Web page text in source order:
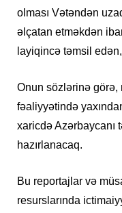
olması Vətəndən
əlçatan etməkdən
layiqincə təmsil
Onun sözlərinə
fəaliyyətində
xaricdə
hazırlanacaq.
Bu reportajlar və
resurslarında